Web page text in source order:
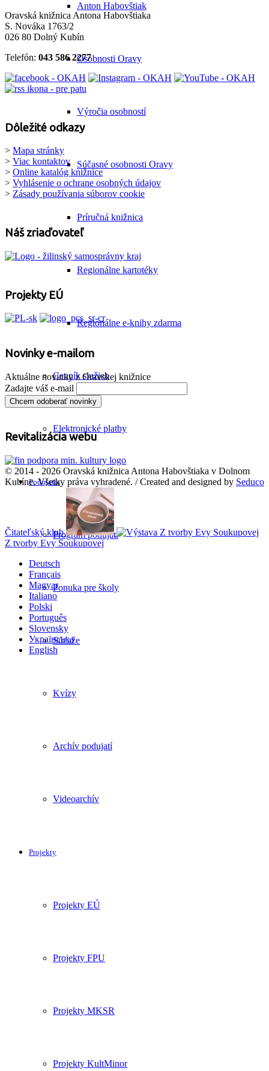
Anton Habovštiak
Osobnosti Oravy
Výročia osobností
Súčasné osobnosti Oravy
Príručná knižnica
Regionálne kartotéky
Regionálne e-knihy zdarma
Cenník služieb
Elektronické platby
Podujatia
Program podujatí
Ponuka pre školy
Súťaže
Kvízy
Archív podujatí
Videoarchív
Projekty
Projekty EÚ
Projekty FPU
Projekty MKSR
Projekty KultMinor
Oravská knižnica Antona Habovštiaka
S. Nováka 1763/2
026 80 Dolný Kubín
Telefón: 043 586 2277
Dôležité odkazy
> Mapa stránky
> Viac kontaktov
> Online katalóg knižnice
> Vyhlásenie o ochrane osobných údajov
> Zásady používania súborov cookie
Náš zriaďovateľ
Projekty EÚ
Novinky e-mailom
Aktuálne novinky z Oravskej knižnice
Zadajte váš e-mail
Revitalizácia webu
© 2014 - 2026 Oravská knižnica Antona Habovštiaka v Dolnom
Kubíne. Všetky práva vyhradené. / Created and designed by Seduco
Čitateľský klub
Z tvorby Evy Soukupovej
Deutsch
Français
Magyar
Italiano
Polski
Português
Slovensky
Українська
English